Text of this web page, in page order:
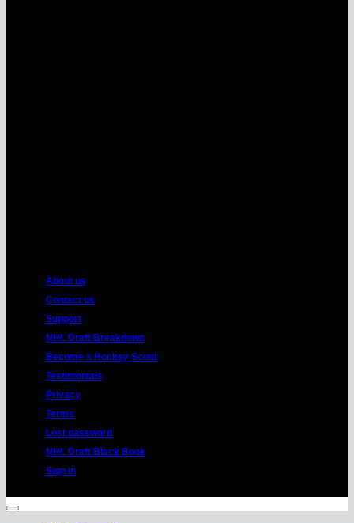
About us
Contact us
Support
NHL Draft Breakdown
Become a Hockey Scout
Testimonials
Privacy
Terms
Lost password
NHL Draft Black Book
Sign in